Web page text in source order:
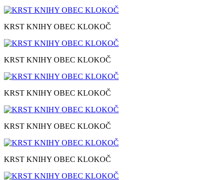
KRST KNIHY OBEC KLOKOČ
KRST KNIHY OBEC KLOKOČ
KRST KNIHY OBEC KLOKOČ
KRST KNIHY OBEC KLOKOČ
KRST KNIHY OBEC KLOKOČ